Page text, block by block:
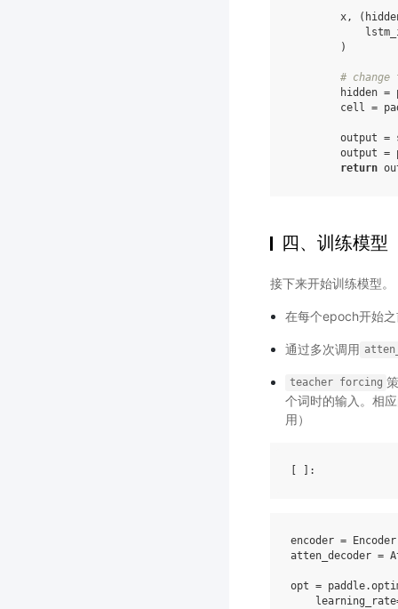
x, (
)
#
hidden =
cell =
output =
output =
return
四、训练模型
接下来开始训练模型。
在每个epoch开始
通过多次调用
teacher forcing
个词时的输入。相
用）
[ ]
encoder = Encoder
atten_decoder =
opt = paddle.
learning_rate